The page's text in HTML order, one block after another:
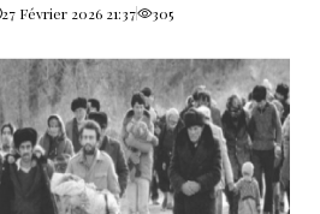
27 Février 2026 21:37 305